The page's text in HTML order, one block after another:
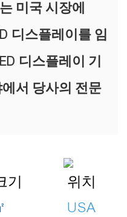
미국 시장에
디스플레이를 임
디스플레이 기
서 당사의 전문
기
위치
USA